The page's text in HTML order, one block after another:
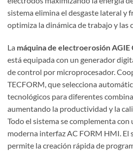
sistema elimina el desgaste lateral y
optimiza la dinámica de trabajo y las
La máquina de electroerosión AGIE
está equipada con un generador
de control por microprocesador.
TECFORM, que selecciona
tecnológicos para diferentes
aumentando la productividad y la
Todo el sistema se complementa
moderna interfaz AC FORM HMI. El
permite la creación rápida de